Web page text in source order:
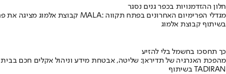
חלון ההזדמנויות בכפר גנים נסגר
קבוצת אלמוג מציגה את פרויקט MALA: מגדלי הפרימיום האחרונים בפתח תקווה
בשיתוף קבוצת אלמוג
כך תחסכו בחשמל בלי להזיע
מהפכת האנרגיה של תדיראן: שליטה, אבטחת מידע וניהול אקלים חכם בבית
בשיתוף TADIRAN